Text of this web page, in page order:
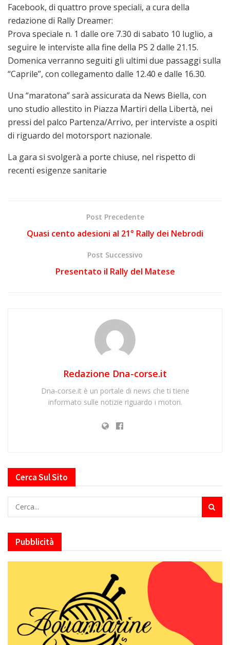
Facebook, di quattro prove speciali, a cura della
redazione di Rally Dreamer:
Prova speciale n. 1 dalle ore 7.30 di sabato 10 luglio, a
seguire le interviste alla fine della PS 2 dalle 21.15.
Domenica verranno seguiti gli ultimi due passaggi sulla
“Caprile”, con collegamento dalle 12.40 e dalle 16.30.
Una “maratona” sarà assicurata da News Biella, con
uno studio allestito in Piazza Martiri della Libertà, nei
pressi del palco Partenza/Arrivo, per interviste a ospiti
di riguardo del motorsport nazionale.
La gara si svolgerà a porte chiuse, nel rispetto di
recenti esigenze sanitarie
Post Precedente
Quasi cento adesioni al 21° Rally dei Nebrodi
Post Successivo
Presentato il Rally del Matese
Redazione Dna-corse.it
Dna-corse.it è un portale di news che ti tiene
informato sulle notizie riguardo i motori.
Cerca Sul Sito
Pubblicità